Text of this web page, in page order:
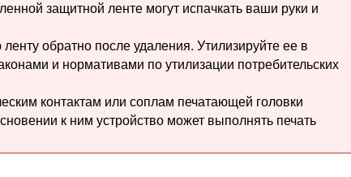
защитной ленте могут испачкать ваши руки и
обратно после удаления. Утилизируйте ее в
и нормативами по утилизации потребительских
контактам илисоплам печатающей головки
к нимустройство может выполнять печать